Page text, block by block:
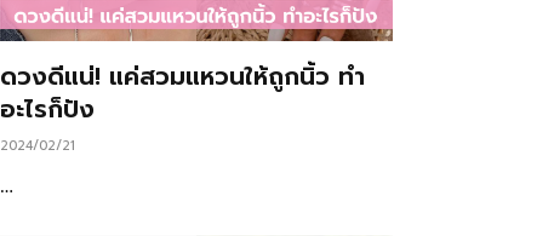
ดวงดีแน่! แค่สวมแหวนให้ถูกนิ้ว ทำ
อะไรก็ปัง
2024/02/21
…